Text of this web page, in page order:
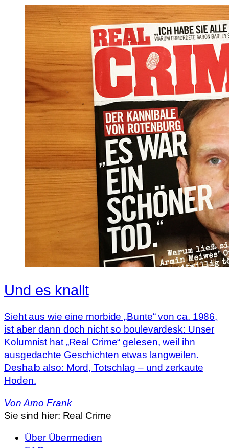
Und es knallt
Sieht aus wie eine morbide „Bunte“ von ca. 1986,
ist aber dann doch nicht so boulevardesk: Unser
Kolumnist hat „Real Crime“ gelesen, weil ihn
ausgedachte Geschichten etwas langweilen.
Deshalb also: Mord, Totschlag – und zerkaute
Hoden.
Von Arno Frank
Sie sind hier: Real Crime
Über Übermedien